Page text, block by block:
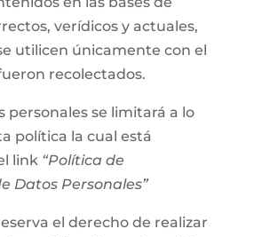
verídicos y actuales,
utilicen únicamente con el
recolectados.
personales se limitará a lo
política la cual está
link “Política de
Datos Personales”
el derecho de realizar